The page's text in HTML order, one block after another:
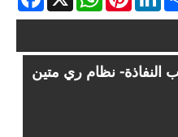
النفاذة- نظام ري متين